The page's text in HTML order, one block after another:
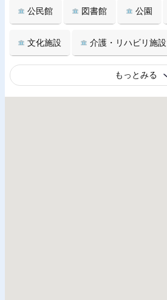
公民館 図書館 公園
文化施設 介護・リハビリ施設
もっとみる